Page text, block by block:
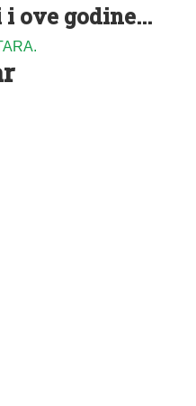
ove godine...